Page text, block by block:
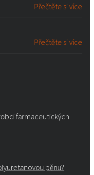
Přečtěte si více
Přečtěte si více
farmaceutických
pěnu?